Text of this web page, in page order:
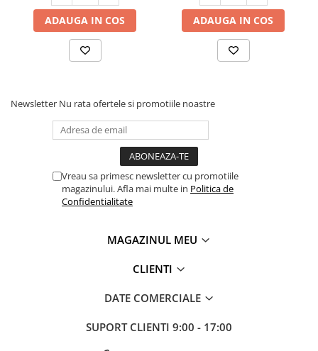
ADAUGA IN COS ADAUGA IN COS
Newsletter Nu rata ofertele si promotiile noastre
Vreau sa primesc newsletter cu promotiile
magazinului. Afla mai multe in Politica de
Confidentialitate
MAGAZINUL MEU
CLIENTI
DATE COMERCIALE
SUPORT CLIENTI 9:00 - 17:00